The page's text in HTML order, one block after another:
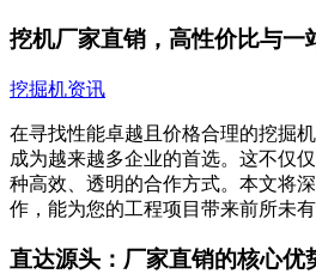
挖机厂家直销，高性价比与一
挖掘机资讯
在寻找性能卓越且价格合理的挖掘机
成为越来越多企业的首选。这不仅
种高效、透明的合作方式。本文将
作，能为您的工程项目带来前所未
直达源头：厂家直销的核心优